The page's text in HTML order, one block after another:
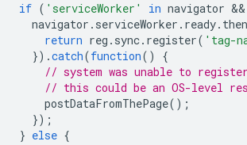
if ( 'serviceWorker' in navigator &&
navigator . serviceWorker . ready. then
return reg . sync. register( 'tag-
}).catch(function()
{
// system was unable to
// this could be an OS-level
postDataFromThePage();
});
} else {